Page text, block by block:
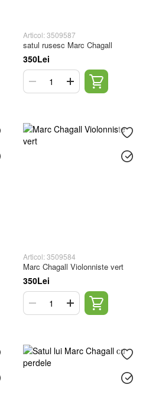
Articol: 3509587
satul rusesc Marc Chagall
350Lei
Articol: 3509584
Marc Chagall Violonniste vert
350Lei